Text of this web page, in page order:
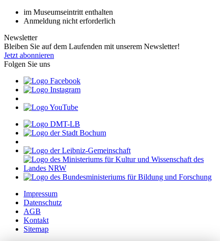
im Museumseintritt enthalten
Anmeldung nicht erforderlich
Newsletter
Bleiben Sie auf dem Laufenden mit unserem Newsletter!
Jetzt abonnieren
Folgen Sie uns
Impressum
Datenschutz
AGB
Kontakt
Sitemap